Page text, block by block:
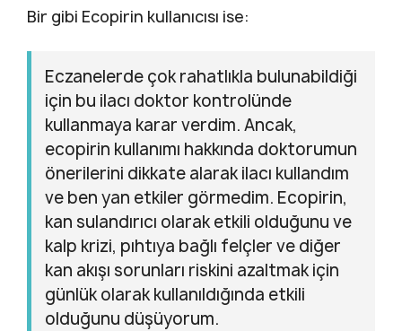
Bir gibi Ecopirin kullanıcısı ise:
Eczanelerde çok rahatlıkla bulunabildiği
için bu ilacı doktor kontrolünde
kullanmaya karar verdim. Ancak,
ecopirin kullanımı hakkında doktorumun
önerilerini dikkate alarak ilacı kullandım
ve ben yan etkiler görmedim. Ecopirin,
kan sulandırıcı olarak etkili olduğunu ve
kalp krizi, pıhtıya bağlı felçler ve diğer
kan akışı sorunları riskini azaltmak için
günlük olarak kullanıldığında etkili
olduğunu düşüyorum.